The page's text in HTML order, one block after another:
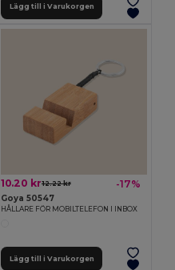
Lägg till i Varukorgen
10.20 kr12.22 kr -17%
Goya 50547
HÅLLARE FÖR MOBILTELEFON I INBOX
Lägg till i Varukorgen